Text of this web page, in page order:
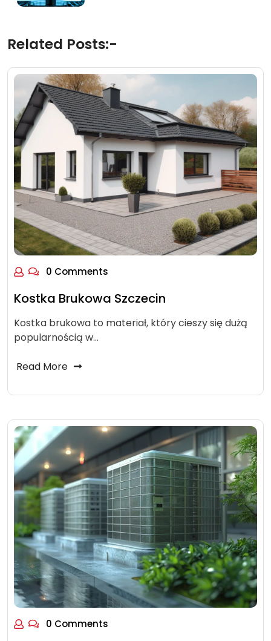
Related Posts:-
0 Comments
Kostka Brukowa Szczecin
Kostka brukowa to materiał, który cieszy się dużą
popularnością w…
Read More
0 Comments